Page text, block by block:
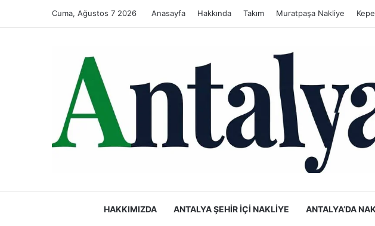
Cuma, Ağustos 7 2026 Anasayfa Hakkında Takım Muratpaşa Nakliye
HAKKIMIZDA ANTALYA ŞEHIR İÇI NAKLIYE ANTALYA’DA